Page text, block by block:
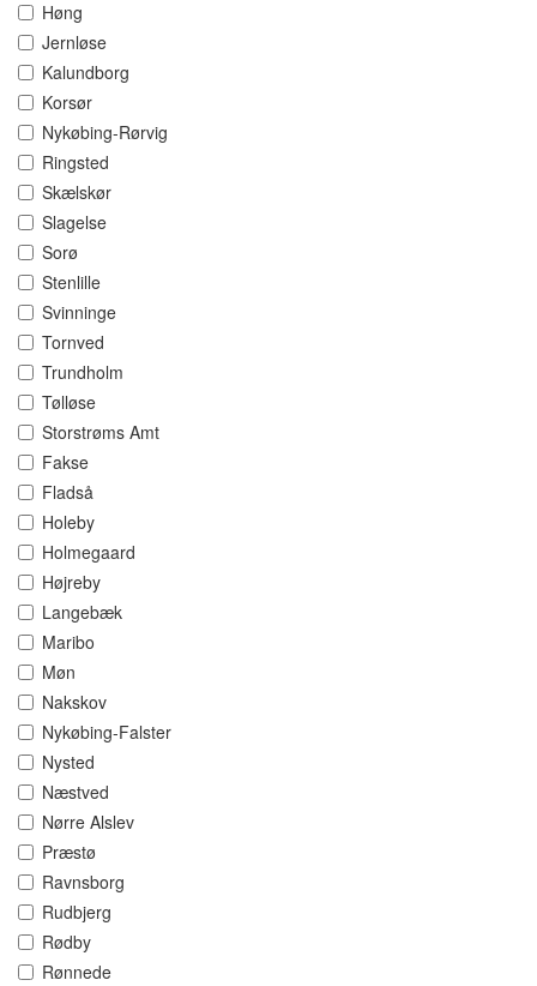
Høng
Jernløse
Kalundborg
Korsør
Nykøbing-Rørvig
Ringsted
Skælskør
Slagelse
Sorø
Stenlille
Svinninge
Tornved
Trundholm
Tølløse
Storstrøms Amt
Fakse
Fladså
Holeby
Holmegaard
Højreby
Langebæk
Maribo
Møn
Nakskov
Nykøbing-Falster
Nysted
Næstved
Nørre Alslev
Præstø
Ravnsborg
Rudbjerg
Rødby
Rønnede